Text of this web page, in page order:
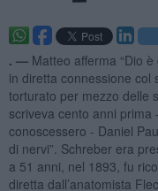
. — Matteo afferma “Dio
in diretta connessione col
torturato per mezzo delle
scriveva cento anni prima
conoscessero - Daniel
di nervi”. Schreber era
a 51 anni, nel 1893, fu
diretta dall’anatomista